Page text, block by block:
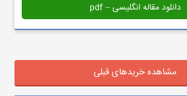
دانلود مقاله انگلیسی – pdf
مشاهده خریدهای قبلی